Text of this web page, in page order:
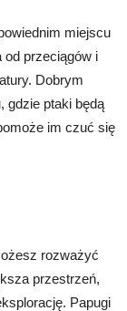
miejscu
od przeciągów i
Dobrym
gdzie ptaki będą
im czuć się
rozważyć
przestrzeń,
Papugi